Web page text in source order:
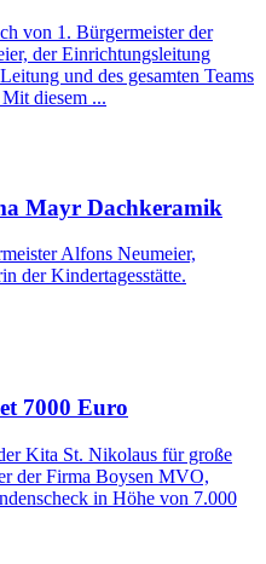
von 1. Bürgermeister der
der Einrichtungsleitung
und des gesamten Teams
diesem ...
Mayr Dachkeramik
Alfons Neumeier,
der Kindertagesstätte.
7000 Euro
Kita St. Nikolaus für große
der Firma Boysen MVO,
in Höhe von 7.000